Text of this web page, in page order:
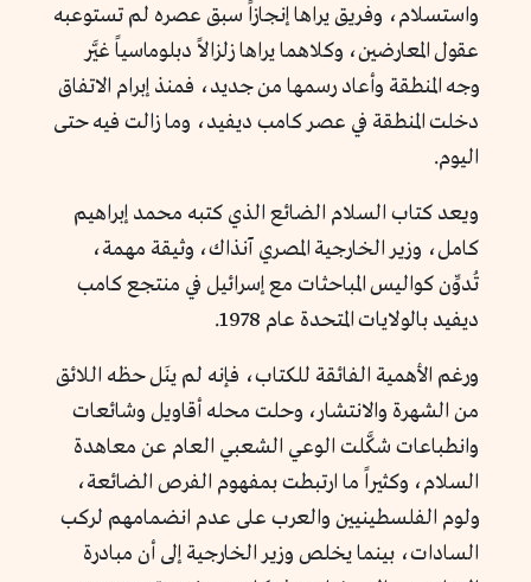
واستسلام، وفريق يراها إنجازاً سبق عصره لم تستوعبه
عقول المعارضين، وكلاهما يراها زلزالاً دبلوماسياً غيَّر
وجه المنطقة وأعاد رسمها من جديد، فمنذ إبرام الاتفاق
دخلت المنطقة في عصر كامب ديفيد، وما زالت فيه حتى
اليوم.
ويعد كتاب السلام الضائع الذي كتبه محمد إبراهيم
كامل، وزير الخارجية المصري آنذاك، وثيقة مهمة،
تُدوِّن كواليس المباحثات مع إسرائيل في منتجع كامب
ديفيد بالولايات المتحدة عام 1978.
ورغم الأهمية الفائقة للكتاب، فإنه لم ينَل حظه اللائق
من الشهرة والانتشار، وحلت محله أقاويل وشائعات
وانطباعات شكَّلت الوعي الشعبي العام عن معاهدة
السلام، وكثيراً ما ارتبطت بمفهوم الفرص الضائعة،
ولوم الفلسطينيين والعرب على عدم انضمامهم لركب
السادات، بينما يخلص وزير الخارجية إلى أن مبادرة